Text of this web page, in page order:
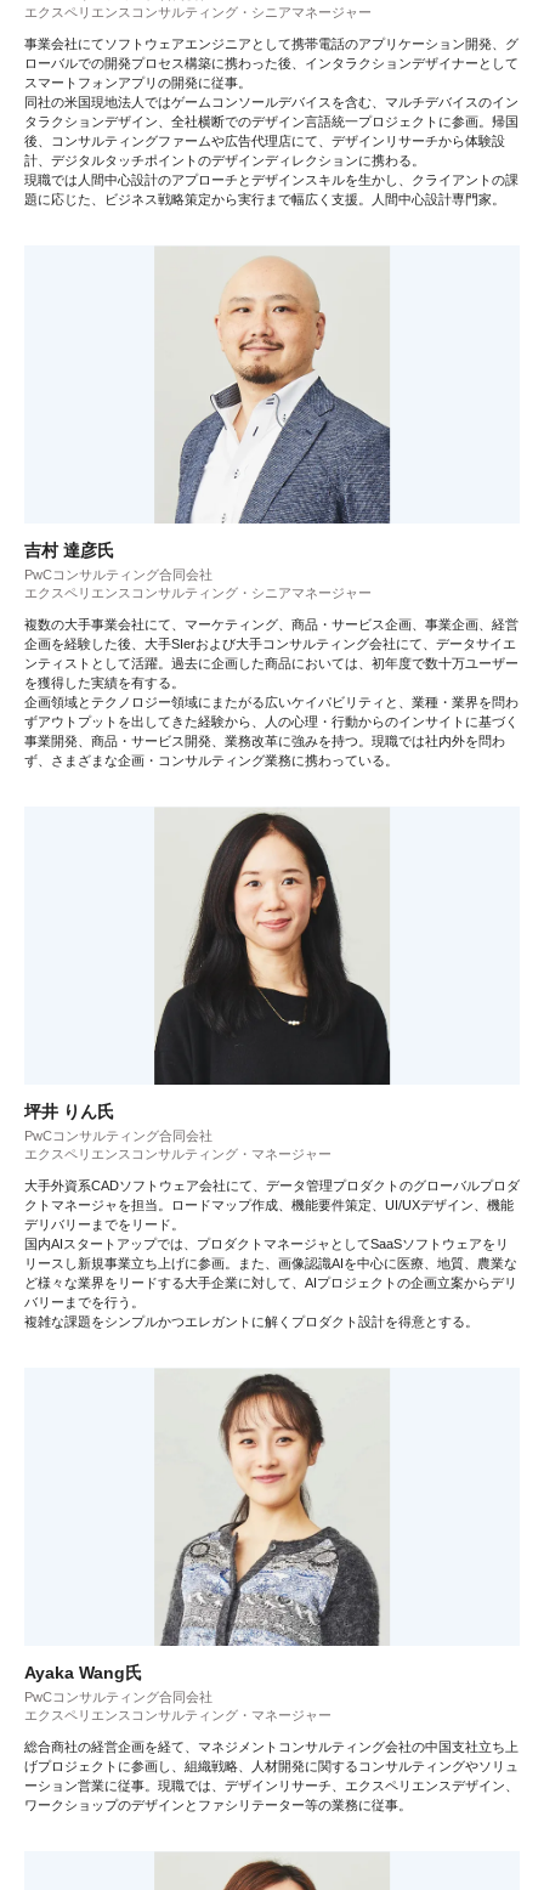
エクスペリエンスコンサルティング・シニアマネージャー
事業会社にてソフトウェアエンジニアとして携帯電話のアプリケーション開発、グ
ローバルでの開発プロセス構築に携わった後、インタラクションデザイナーとして
スマートフォンアプリの開発に従事。
同社の米国現地法人ではゲームコンソールデバイスを含む、マルチデバイスのイン
タラクションデザイン、全社横断でのデザイン言語統一プロジェクトに参画。帰国
後、コンサルティングファームや広告代理店にて、デザインリサーチから体験設
計、デジタルタッチポイントのデザインディレクションに携わる。
現職では人間中心設計のアプローチとデザインスキルを生かし、クライアントの課
題に応じた、ビジネス戦略策定から実行まで幅広く支援。人間中心設計専門家。
吉村 達彦氏
PwCコンサルティング合同会社
エクスペリエンスコンサルティング・シニアマネージャー
複数の大手事業会社にて、マーケティング、商品・サービス企画、事業企画、経営
企画を経験した後、大手SIerおよび大手コンサルティング会社にて、データサイエ
ンティストとして活躍。過去に企画した商品においては、初年度で数十万ユーザー
を獲得した実績を有する。
企画領域とテクノロジー領域にまたがる広いケイパビリティと、業種・業界を問わ
ずアウトプットを出してきた経験から、人の心理・行動からのインサイトに基づく
事業開発、商品・サービス開発、業務改革に強みを持つ。現職では社内外を問わ
ず、さまざまな企画・コンサルティング業務に携わっている。
坪井 りん氏
PwCコンサルティング合同会社
エクスペリエンスコンサルティング・マネージャー
大手外資系CADソフトウェア会社にて、データ管理プロダクトのグローバルプロダ
クトマネージャを担当。ロードマップ作成、機能要件策定、UI/UXデザイン、機能
デリバリーまでをリード。
国内AIスタートアップでは、プロダクトマネージャとしてSaaSソフトウェアをリ
リースし新規事業立ち上げに参画。また、画像認識AIを中心に医療、地質、農業な
ど様々な業界をリードする大手企業に対して、AIプロジェクトの企画立案からデリ
バリーまでを行う。
複雑な課題をシンプルかつエレガントに解くプロダクト設計を得意とする。
Ayaka Wang氏
PwCコンサルティング合同会社
エクスペリエンスコンサルティング・マネージャー
総合商社の経営企画を経て、マネジメントコンサルティング会社の中国支社立ち上
げプロジェクトに参画し、組織戦略、人材開発に関するコンサルティングやソリュ
ーション営業に従事。現職では、デザインリサーチ、エクスペリエンスデザイン、
ワークショップのデザインとファシリテーター等の業務に従事。